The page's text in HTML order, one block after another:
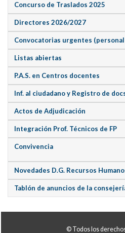
Concurso de Traslados 2025
Directores 2026/2027
Convocatorias urgentes
Listas abiertas
P.A.S. en Centros docentes
Inf. al ciudadano y Registro de
Actos de Adjudicación
Integración Prof. Técnicos de FP
Convivencia
Novedades D.G. Recursos
Tablón de anuncios de la
© Todos los